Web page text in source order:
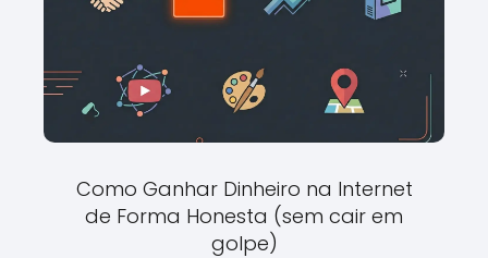
Como Ganhar Dinheiro na Internet
de Forma Honesta (sem cair em
golpe)